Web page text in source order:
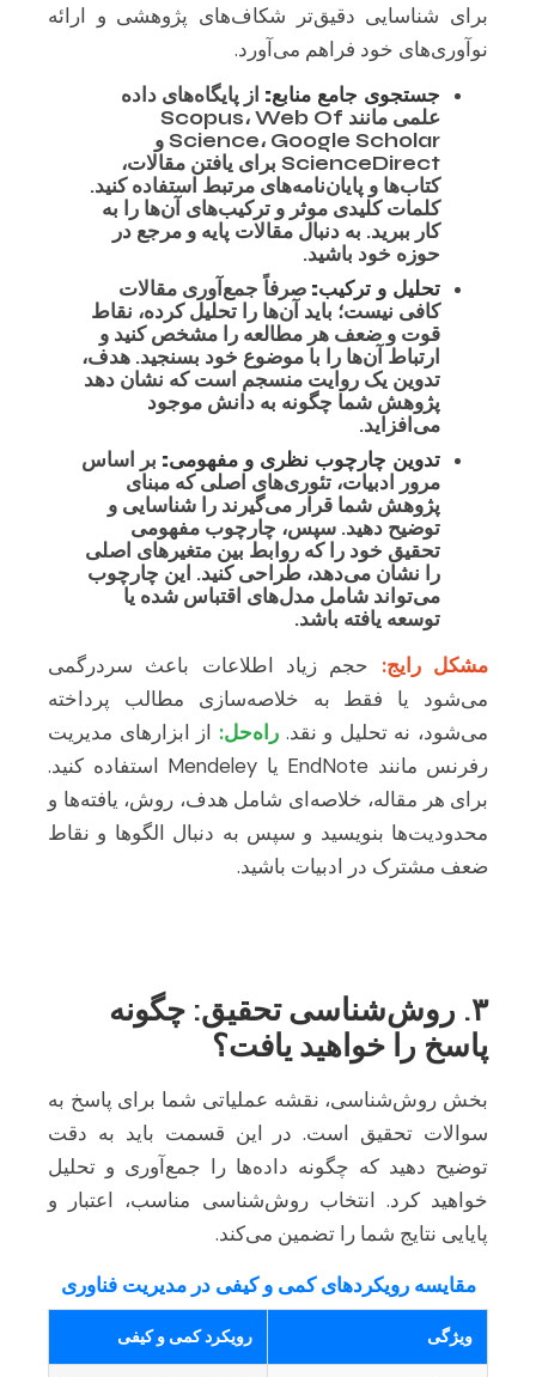
برای شناسایی دقیق‌تر شکاف‌های پژوهشی و ارائه
نوآوری‌های خود فراهم می‌آورد.
جستجوی جامع منابع: از پایگاه‌های داده
علمی مانند Scopus، Web Of
Science، Google Scholar و
ScienceDirect برای یافتن مقالات،
کتاب‌ها و پایان‌نامه‌های مرتبط استفاده کنید.
کلمات کلیدی موثر و ترکیب‌های آن‌ها را به
کار ببرید. به دنبال مقالات پایه و مرجع در
حوزه خود باشید.
تحلیل و ترکیب: صرفاً جمع‌آوری مقالات
کافی نیست؛ باید آن‌ها را تحلیل کرده، نقاط
قوت و ضعف هر مطالعه را مشخص کنید و
ارتباط آن‌ها را با موضوع خود بسنجید. هدف،
تدوین یک روایت منسجم است که نشان دهد
پژوهش شما چگونه به دانش موجود
می‌افزاید.
تدوین چارچوب نظری و مفهومی: بر اساس
مرور ادبیات، تئوری‌های اصلی که مبنای
پژوهش شما قرار می‌گیرند را شناسایی و
توضیح دهید. سپس، چارچوب مفهومی
تحقیق خود را که روابط بین متغیرهای اصلی
را نشان می‌دهد، طراحی کنید. این چارچوب
می‌تواند شامل مدل‌های اقتباس شده یا
توسعه یافته باشد.
مشکل رایج: حجم زیاد اطلاعات باعث سردرگمی
می‌شود یا فقط به خلاصه‌سازی مطالب پرداخته
می‌شود، نه تحلیل و نقد.راه‌حل: از ابزارهای مدیریت
رفرنس مانند EndNote یا Mendeley استفاده کنید.
برای هر مقاله، خلاصه‌ای شامل هدف، روش، یافته‌ها و
محدودیت‌ها بنویسید و سپس به دنبال الگوها و نقاط
ضعف مشترک در ادبیات باشید.
۳. روش‌شناسی تحقیق: چگونه
پاسخ را خواهید یافت؟
بخش روش‌شناسی، نقشه عملیاتی شما برای پاسخ به
سوالات تحقیق است. در این قسمت باید به دقت
توضیح دهید که چگونه داده‌ها را جمع‌آوری و تحلیل
خواهید کرد. انتخاب روش‌شناسی مناسب، اعتبار و
پایایی نتایج شما را تضمین می‌کند.
مقایسه رویکردهای کمی و کیفی در مدیریت فناوری
ویژگی رویکرد کمی و کیفی